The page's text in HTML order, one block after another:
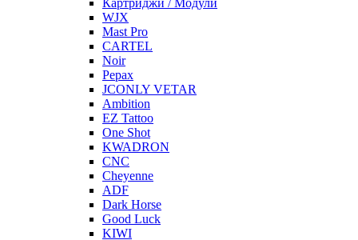
Картриджи / Модули
WJX
Mast Pro
CARTEL
Noir
Pepax
JCONLY VETAR
Ambition
EZ Tattoo
One Shot
KWADRON
CNC
Cheyenne
ADF
Dark Horse
Good Luck
KIWI